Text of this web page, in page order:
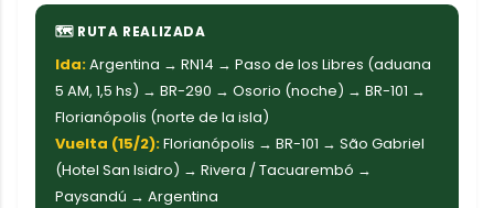
🗺 RUTA REALIZADA
Ida:Argentina → RN14 → Paso de los Libres (aduana
5 AM, 1,5 hs) → BR-290 → Osorio (noche) → BR-101 →
Florianópolis (norte de la isla)
Vuelta (15/2):Florianópolis → BR-101 → São Gabriel
(Hotel San Isidro) → Rivera / Tacuarembó →
Paysandú → Argentina